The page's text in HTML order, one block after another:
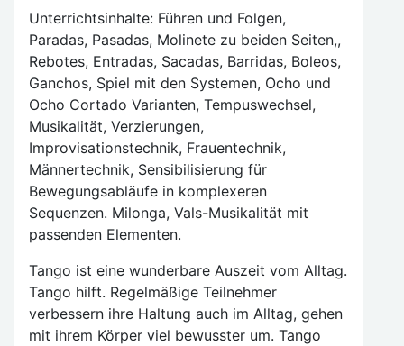
Unterrichtsinhalte: Führen und Folgen,
Paradas, Pasadas, Molinete zu beiden Seiten,,
Rebotes, Entradas, Sacadas, Barridas, Boleos,
Ganchos, Spiel mit den Systemen, Ocho und
Ocho Cortado Varianten, Tempuswechsel,
Musikalität, Verzierungen,
Improvisationstechnik, Frauentechnik,
Männertechnik, Sensibilisierung für
Bewegungsabläufe in komplexeren
Sequenzen. Milonga, Vals-Musikalität mit
passenden Elementen.
Tango ist eine wunderbare Auszeit vom Alltag.
Tango hilft. Regelmäßige Teilnehmer
verbessern ihre Haltung auch im Alltag, gehen
mit ihrem Körper viel bewusster um. Tango